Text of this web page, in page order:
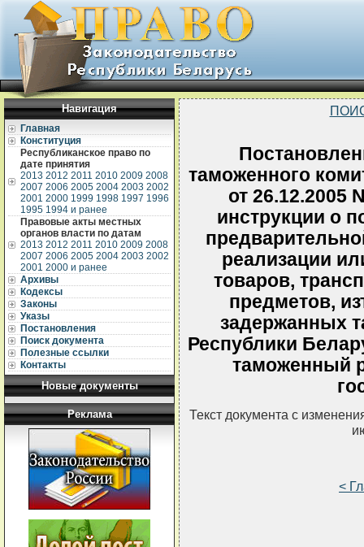
Навигация
Главная
Конституция
Республиканское право по
дате принятия
2013 2012 2011 2010 2009 2008
2007 2006 2005 2004 2003 2002
2001 2000 1999 1998 1997 1996
1995 1994 и ранее
Правовые акты местных
органов власти по датам
2013 2012 2011 2010 2009 2008
2007 2006 2005 2004 2003 2002
2001 2000 и ранее
Архивы
Кодексы
Законы
Указы
Постановления
Поиск документа
Полезные ссылки
Контакты
Новые документы
Реклама
таможенного
от 26.12.2005
инструкции о
реализации
товаров,
предметов,
задержанных
Республики
таможенный
Текст документа с
<